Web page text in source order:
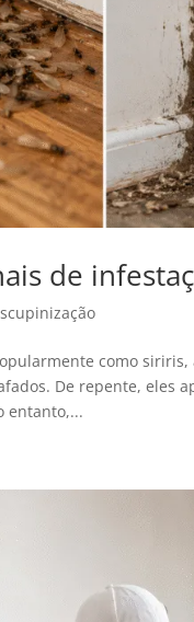
de
como
De repente, eles
entanto,...